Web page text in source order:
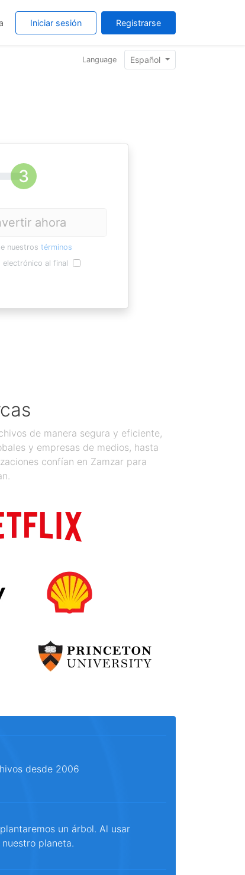
Iniciar sesión Registrarse
Language Español
ahora
nuestros términos
electrónico al final
de manera segura y eficiente,
y empresas de medios, hasta
confían en Zamzar para
desde 2006
un árbol. Al usar
planeta.